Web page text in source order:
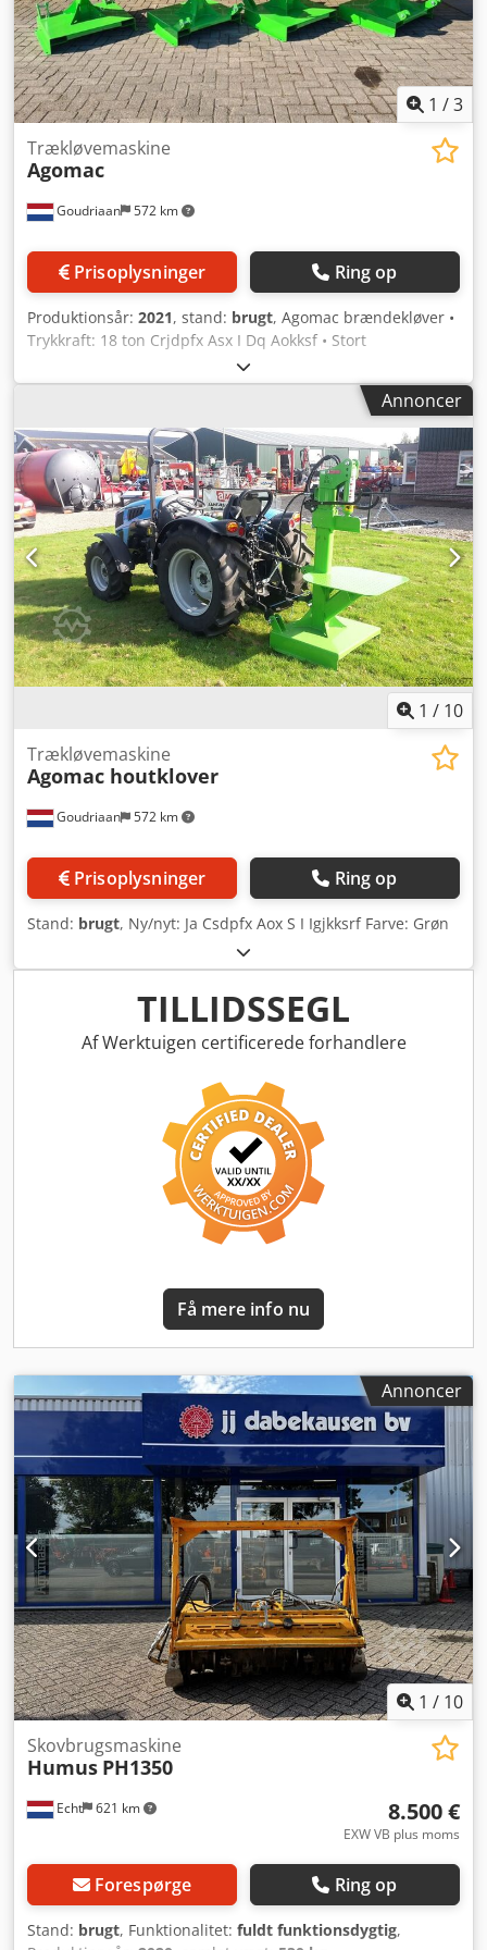
benzin, Vægt: ca. 215 kg, Ekstra hydraulisk kontrolenhed,
Årgang: 2014 / Lipco mulcher (slagleklipper), Model: ME
104-LZ, Vægt: 170 kg, Årgang: 2014, Arbejdsbredde 1 m.
Pris efter forespørgsel Placering: 41468 Neuss: straks
tilgængelig
1 /3
Goudriaan 572 km
Trækløvemaskine
Agomac
Prisoplysninger Ring op
Produktionsår: 2021, stand: brugt, Agomac brændekløver •
Trykkraft: 18 ton Crjdpfx Asx I Dq Aokksf • Stort
arbejdsbord • Sikker betjening med 2 hænder og
automatisk retur • 3 indstillingsmuligheder til kløvning af
større eller mindre træstykker • Kan monteres både i
trepunkt eller med pallegaffel • Robust konstruktion •
Brugervenlig Stand: Brugt Årgang: 2021
Annoncer
1 / 10
Goudriaan 572 km
Trækløvemaskine
Agomac houtklover
Prisoplysninger Ring op
Stand: brugt, Ny/nyt: Ja Csdpfx Aox S I Igjkksrf Farve: Grøn
TILLIDSSEGL
Af Werktuigen certificerede forhandlere
Få mere info nu
Annoncer
1 / 10
Echt 621 km
Skovbrugsmaskine
Humus PH1350
8.500 €
EXW VB plus moms
Forespørge Ring op
Stand: brugt, Funktionalitet: fuldt funktionsdygtig,